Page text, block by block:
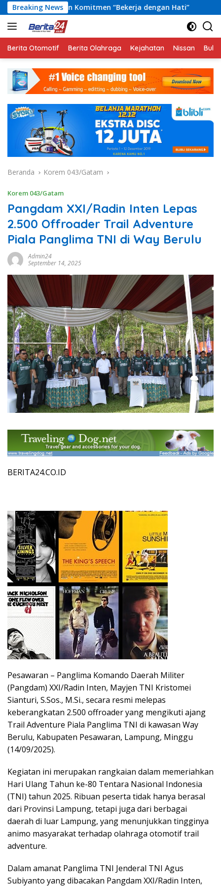
Langsung
ke
konten
Breaking News
Komitmen “Bekerja dengan Hati” Piala Soeratin
Berita Otomotif Berita Olahraga Kejahatan Nissan
Beranda Korem 043/Gatam
Korem 043/Gatam
Pangdam XXI/Radin Inten Lepas
2.500 Offroader Trail Adventure
Piala Panglima TNI di Way Berulu
Admin24
September 14, 2025
BERITA24.CO.ID
Pesawaran – Panglima Komando Daerah Militer
(Pangdam) XXI/Radin Inten, Mayjen TNI Kristomei
Sianturi, S.Sos., M.Si., secara resmi melepas
keberangkatan 2.500 offroader yang mengikuti ajang
Trail Adventure Piala Panglima TNI di kawasan Way
Berulu, Kabupaten Pesawaran, Lampung, Minggu
(14/09/2025).
Kegiatan ini merupakan rangkaian dalam memeriahkan
Hari Ulang Tahun ke-80 Tentara Nasional Indonesia
(TNI) tahun 2025. Ribuan peserta tidak hanya berasal
dari Provinsi Lampung, tetapi juga dari berbagai
daerah di luar Lampung, yang menunjukkan tingginya
animo masyarakat terhadap olahraga otomotif trail
adventure.
Dalam amanat Panglima TNI Jenderal TNI Agus
Subiyanto yang dibacakan Pangdam XXI/Radin Inten,